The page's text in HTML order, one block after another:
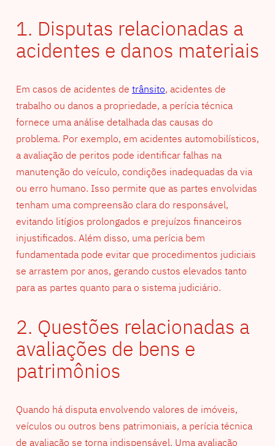
1. Disputas relacionadas a
acidentes e danos materiais
Em casos de acidentes de trânsito, acidentes de
trabalho ou danos a propriedade, a perícia técnica
fornece uma análise detalhada das causas do
problema. Por exemplo, em acidentes automobilísticos,
a avaliação de peritos pode identificar falhas na
manutenção do veículo, condições inadequadas da via
ou erro humano. Isso permite que as partes envolvidas
tenham uma compreensão clara do responsável,
evitando litígios prolongados e prejuízos financeiros
injustificados. Além disso, uma perícia bem
fundamentada pode evitar que procedimentos judiciais
se arrastem por anos, gerando custos elevados tanto
para as partes quanto para o sistema judiciário.
2. Questões relacionadas a
avaliações de bens e
patrimônios
Quando há disputa envolvendo valores de imóveis,
veículos ou outros bens patrimoniais, a perícia técnica
de avaliação se torna indispensável. Uma avaliação